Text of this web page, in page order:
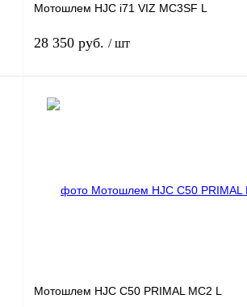
Мотошлем HJC i71 VIZ MC3SF L
28 350 руб. / шт
наличии
Мотошлем HJC C50 PRIMAL MC2 L